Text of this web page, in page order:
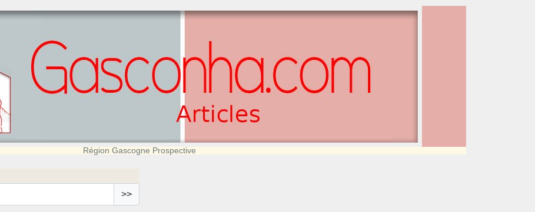
Région Gascogne Prospective
>>